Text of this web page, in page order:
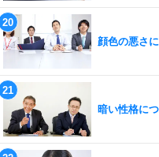
顔色の悪さ
暗い性格に